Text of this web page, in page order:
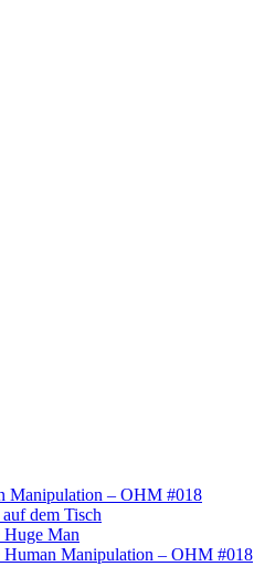
Manipulation – OHM #018
dem Tisch
Man
Human Manipulation – OHM #018